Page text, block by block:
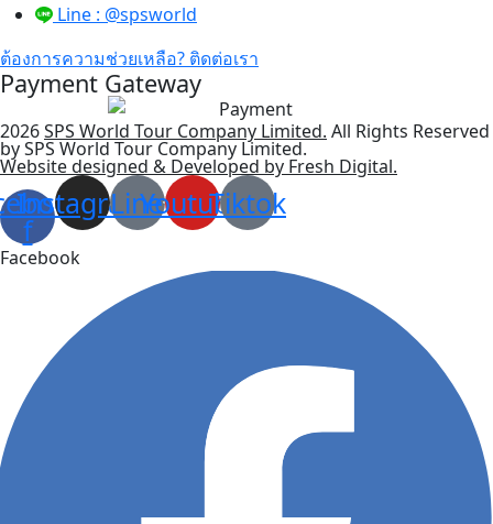
Line : @spsworld
ต้องการความช่วยเหลือ? ติดต่อเรา
Payment Gateway
2026SPS World Tour Company Limited. All Rights Reserved
by SPS World Tour Company Limited.
Website designed & Developed by Fresh Digital.
f
Instagram
LineYoutubeTiktok
Facebook